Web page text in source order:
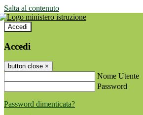
Salta al contenuto
Accedi
Accedi
button close ×
Nome Utente
Password
Password dimenticata?